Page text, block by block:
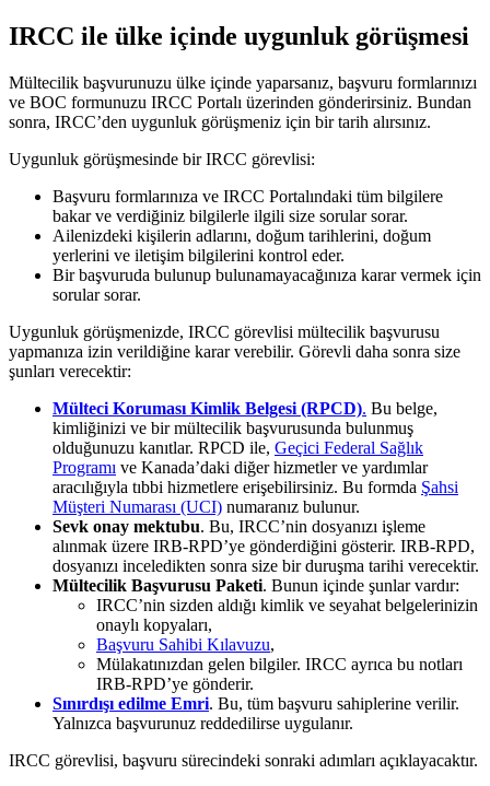
IRCC ile ülke içinde uygunluk görüşmesi
Mültecilik başvurunuzu ülke içinde yaparsanız, başvuru formlarınızı
ve BOC formunuzu IRCC Portalı üzerinden gönderirsiniz. Bundan
sonra, IRCC’den uygunluk görüşmeniz için bir tarih alırsınız.
Uygunluk görüşmesinde bir IRCC görevlisi:
Başvuru formlarınıza ve IRCC Portalındaki tüm bilgilere
bakar ve verdiğiniz bilgilerle ilgili size sorular sorar.
Ailenizdeki kişilerin adlarını, doğum tarihlerini, doğum
yerlerini ve iletişim bilgilerini kontrol eder.
Bir başvuruda bulunup bulunamayacağınıza karar vermek için
sorular sorar.
Uygunluk görüşmenizde, IRCC görevlisi mültecilik başvurusu
yapmanıza izin verildiğine karar verebilir. Görevli daha sonra size
şunları verecektir:
Mülteci Koruması Kimlik Belgesi (RPCD). Bu belge,
kimliğinizi ve bir mültecilik başvurusunda bulunmuş
olduğunuzu kanıtlar. RPCD ile, Geçici Federal Sağlık
Programı ve Kanada’daki diğer hizmetler ve yardımlar
aracılığıyla tıbbi hizmetlere erişebilirsiniz. Bu formda Şahsi
Müşteri Numarası (UCI) numaranız bulunur.
Sevk onay mektubu. Bu, IRCC’nin dosyanızı işleme
alınmak üzere IRB-RPD’ye gönderdiğini gösterir. IRB-RPD,
dosyanızı inceledikten sonra size bir duruşma tarihi verecektir.
Mültecilik Başvurusu Paketi. Bunun içinde şunlar vardır:
IRCC’nin sizden aldığı kimlik ve seyahat belgelerinizin
onaylı kopyaları,
Başvuru Sahibi Kılavuzu,
Mülakatınızdan gelen bilgiler. IRCC ayrıca bu notları
IRB-RPD’ye gönderir.
Sınırdışı edilme Emri. Bu, tüm başvuru sahiplerine verilir.
Yalnızca başvurunuz reddedilirse uygulanır.
IRCC görevlisi, başvuru sürecindeki sonraki adımları açıklayacaktır.